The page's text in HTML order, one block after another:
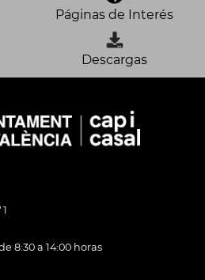
Páginas de Interés
Descargas
8:30 a 14:00 horas